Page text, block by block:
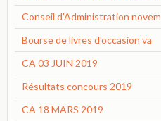
Conseil d'Administration novem
Bourse de livres d'occasion va
CA 03 JUIN 2019
Résultats concours 2019
CA 18 MARS 2019